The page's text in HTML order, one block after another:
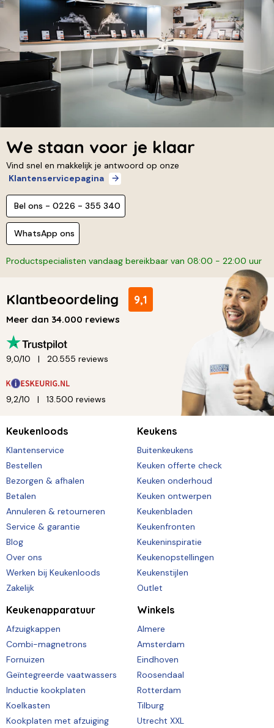
We staan voor je klaar
Vind snel en makkelijk je antwoord op onze
Klantenservicepagina
Bel ons - 0226 - 355 340
WhatsApp ons
Productspecialisten vandaag bereikbaar van 08:00 - 22:00 uur
Klantbeoordeling 9,1
Meer dan 34.000 reviews
9,0/10 20.555 reviews
9,2/10 13.500 reviews
Keukenloods
Klantenservice
Bestellen
Bezorgen & afhalen
Betalen
Annuleren & retourneren
Service & garantie
Blog
Over ons
Werken bij Keukenloods
Zakelijk
Keukens
Buitenkeukens
Keuken offerte check
Keuken onderhoud
Keuken ontwerpen
Keukenbladen
Keukenfronten
Keukeninspiratie
Keukenopstellingen
Keukenstijlen
Outlet
Keukenapparatuur
Afzuigkappen
Combi-magnetrons
Fornuizen
Geïntegreerde vaatwassers
Inductie kookplaten
Koelkasten
Kookplaten met afzuiging
Winkels
Almere
Amsterdam
Eindhoven
Roosendaal
Rotterdam
Tilburg
Utrecht XXL